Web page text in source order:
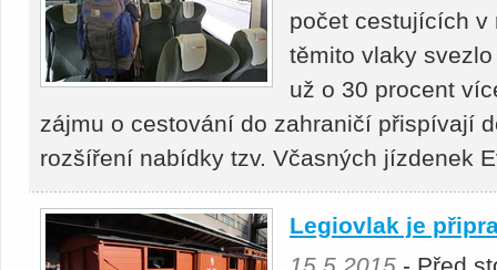
počet cestujících v
těmito vlaky
už o 30 procent
zájmu o cestování do zahraničí přispívají
rozšíření nabídky tzv. Včasných jízdenek
Legiovlak je